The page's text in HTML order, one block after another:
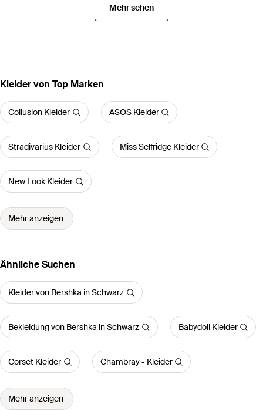
Mehr sehen
Kleider von Top Marken
Collusion Kleider ASOS Kleider
Stradivarius Kleider Miss Selfridge Kleider
New Look Kleider
Mehr anzeigen
Ähnliche Suchen
Kleider von Bershka in Schwarz
Bekleidung von Bershka in Schwarz Babydoll Kleider
Corset Kleider Chambray - Kleider
Mehr anzeigen